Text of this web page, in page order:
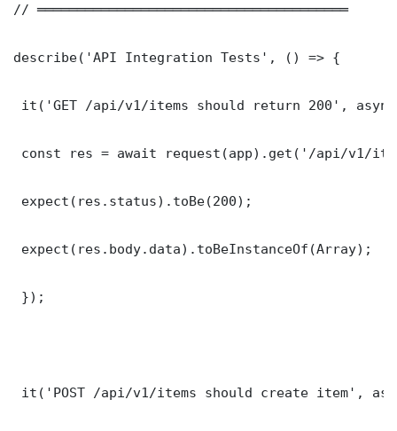
// ═══════════════════════════════════════
describe('API Integration Tests', () => {
it('GET /api/v1/items should return 200',
const res = await request(app).get('/api/v1/
expect(res.status).toBe(200);
expect(res.body.data).toBeInstanceOf(Array);
});
it('POST /api/v1/items should create item',